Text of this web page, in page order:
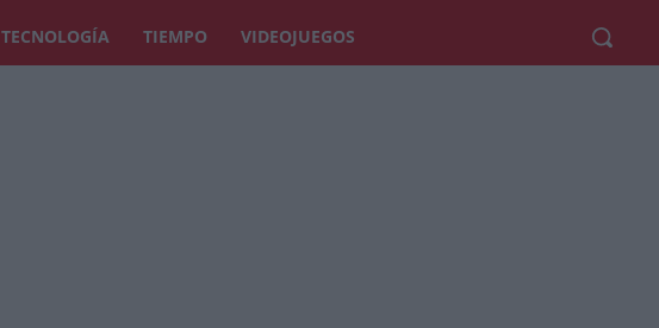
TECNOLOGÍA TIEMPO VIDEOJUEGOS